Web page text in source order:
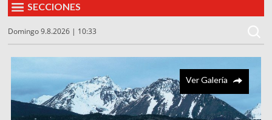
SECCIONES
Domingo 9.8.2026 | 10:33
Ver Galería